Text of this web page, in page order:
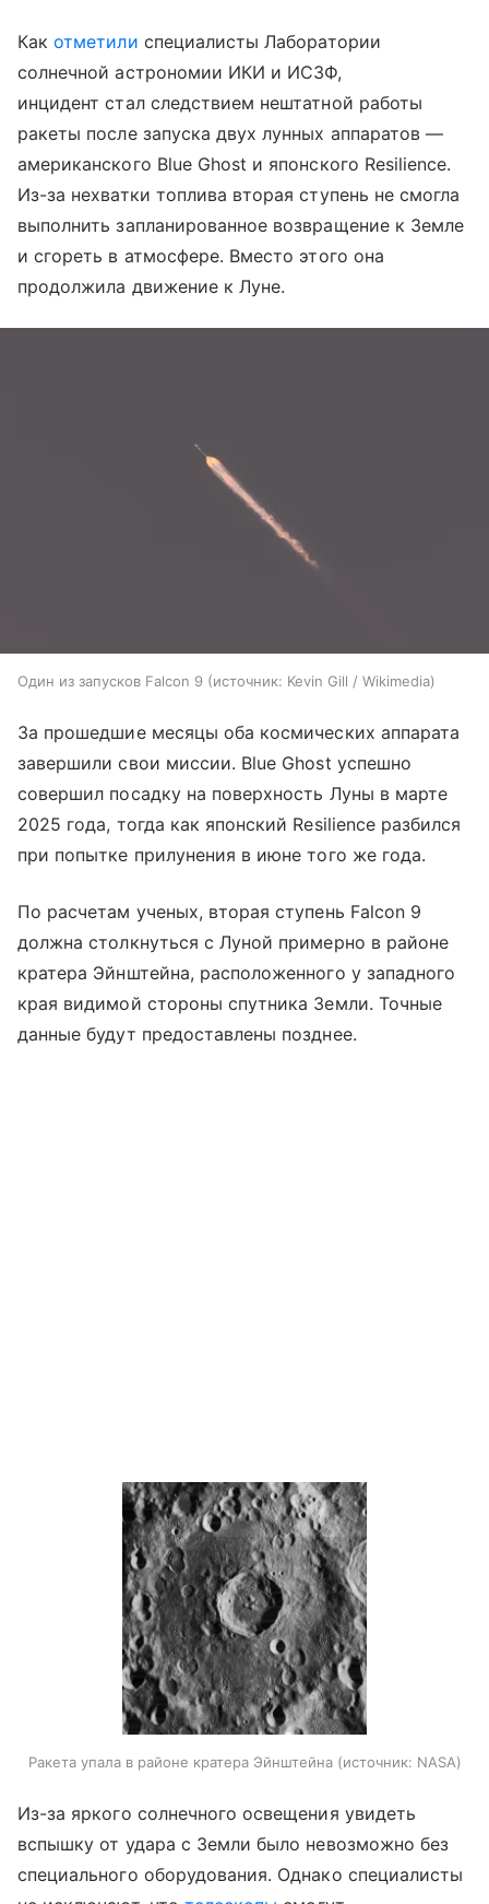
Какотметили специалисты Лаборатории
солнечной астрономии ИКИ и ИСЗФ,
инцидент стал следствием нештатной работы
ракеты после запуска двух лунных аппаратов —
американского Blue Ghost и японского Resilience.
Из-за нехватки топлива вторая ступень не смогла
выполнить запланированное возвращение к Земле
и сгореть в атмосфере. Вместо этого она
продолжила движение к Луне.
Один из запусков Falcon 9 источник: Kevin Gill / Wikimedia
За прошедшие месяцы оба космических аппарата
завершили свои миссии. Blue Ghost успешно
совершил посадку на поверхность Луны в марте
2025 года, тогда как японский Resilience разбился
при попытке прилунения в июне того же года.
По расчетам ученых, вторая ступень Falcon 9
должна столкнуться с Луной примерно в районе
кратера Эйнштейна, расположенного у западного
края видимой стороны спутника Земли. Точные
данные будут предоставлены позднее.
Ракета упала в районе кратера Эйнштейна источник: NASA
Из-за яркого солнечного освещения увидеть
вспышку от удара с Земли было невозможно без
специального оборудования. Однако специалисты